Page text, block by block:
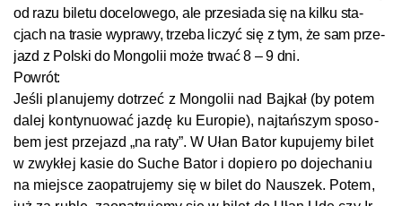
od ra­zu bi­le­tu do­ce­lo­we­go, ale prze­sia­da się na kil­ku sta­
cjach na tra­sie wy­pra­wy, trze­ba li­czyć się z tym, że sam prze­
jazd z Pol­s­ki do Mon­go­li­i mo­że trwać 8 – 9 dni.
Po­wrót:
Jeś­li pla­nu­je­my do­trzeć z Mon­go­li­i nad Baj­kał (by po­tem
da­lej kon­ty­nu­o­wać jaz­dę ku Euro­pie), naj­tań­szym spo­so­
bem jest prze­jazd „na ra­ty”. W Ułan Ba­tor ku­pu­je­my bi­let
w zwyk­łej ka­sie do Su­che Ba­tor i do­pie­ro po do­je­cha­niu
na miej­s­ce za­opat­ru­je­my się w bi­let do Na­uszek. Po­tem,